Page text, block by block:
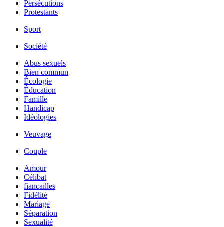
Persécutions
Protestants
Sport
Société
Abus sexuels
Bien commun
Écologie
Éducation
Famille
Handicap
Idéologies
Veuvage
Couple
Amour
Célibat
fiancailles
Fidélité
Mariage
Séparation
Sexualité